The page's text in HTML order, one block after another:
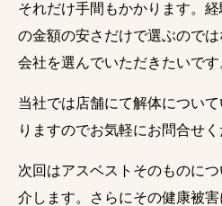
それだけ手間もかかります。
の金額の安さだけで選ぶので
会社を選んでいただきたいです
当社では店舗にて解体につい
りますのでお気軽にお問合せく
次回はアスベストそのものに
介します。さらにその健康被